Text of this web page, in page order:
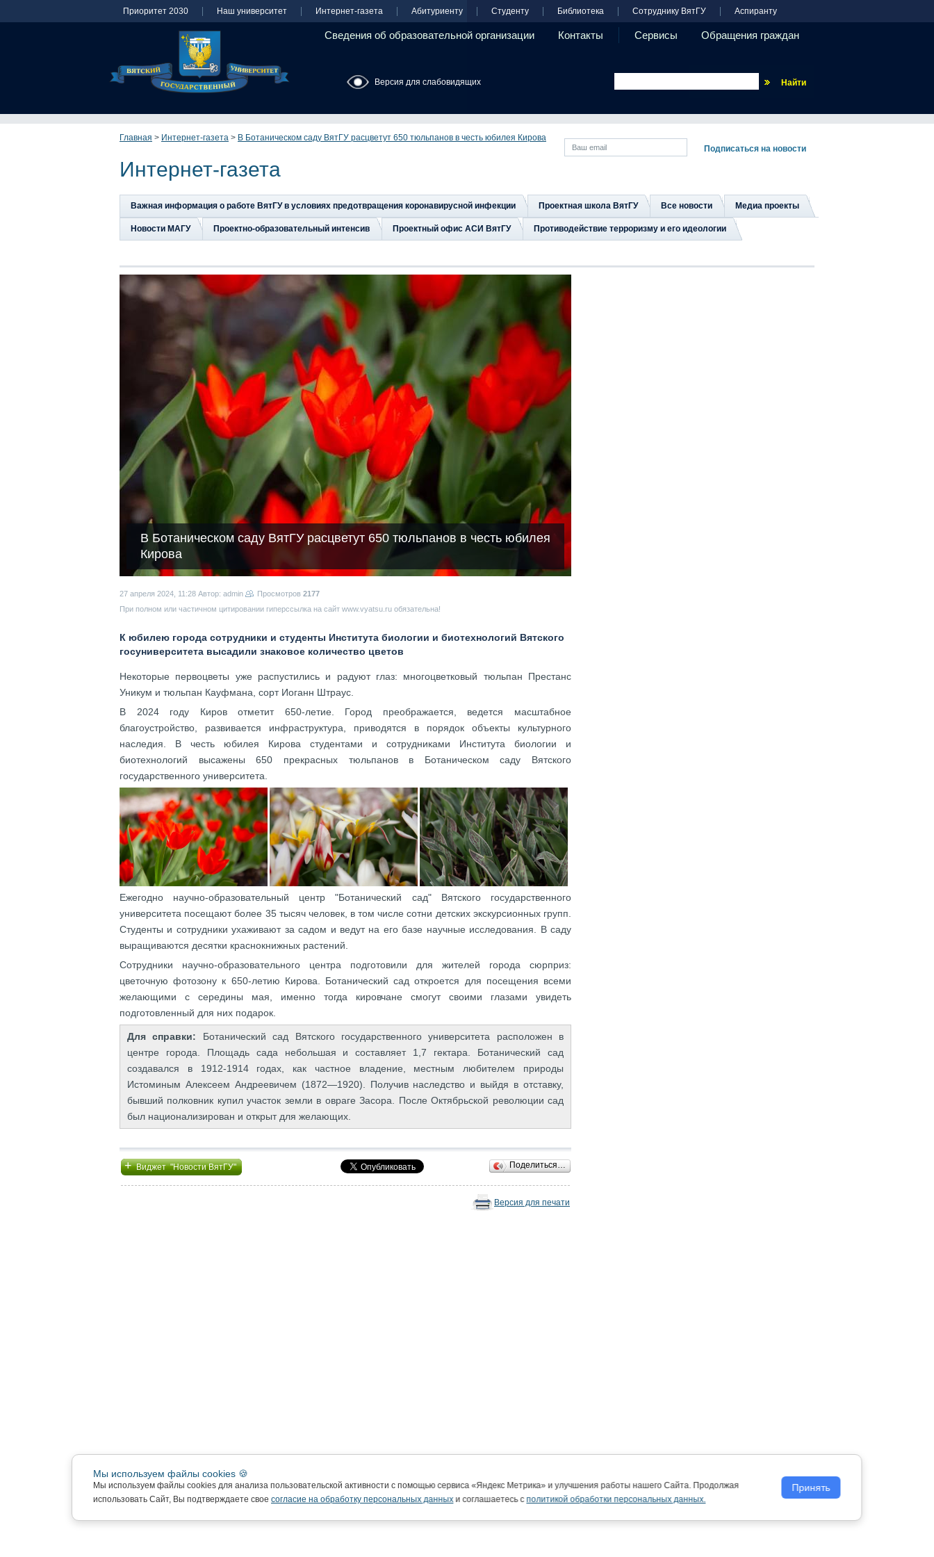
Приоритет 2030 Наш университет Интернет-газета Абитуриенту Студенту Библиотека Сотруднику ВятГУ Аспиранту
Сведения об образовательной организации Контакты Сервисы Обращения граждан
Версия для слабовидящих
Главная > Интернет-газета > В Ботаническом саду ВятГУ расцветут 650 тюльпанов в честь юбилея Кирова
Интернет-газета
Важная информация о работе ВятГУ в условиях предотвращения коронавирусной инфекции Проектная школа ВятГУ Все новости Медиа проекты
Новости МАГУ Проектно-образовательный интенсив Проектный офис АСИ ВятГУ Противодействие терроризму и его идеологии
В Ботаническом саду ВятГУ расцветут 650 тюльпанов в честь юбилея
Кирова
27 апреля 2024, 11:28 Автор: admin Просмотров 2177
При полном или частичном цитировании гиперссылка на сайт www.vyatsu.ru обязательна!
К юбилею города сотрудники и студенты Института биологии и биотехнологий Вятского
госуниверситета высадили знаковое количество цветов
Некоторые первоцветы уже распустились и радуют глаз: многоцветковый тюльпан Престанс
Уникум и тюльпан Кауфмана, сорт Иоганн Штраус.
В 2024 году Киров отметит 650-летие. Город преображается, ведется масштабное
благоустройство, развивается инфраструктура, приводятся в порядок объекты культурного
наследия. В честь юбилея Кирова студентами и сотрудниками Института биологии и
биотехнологий высажены 650 прекрасных тюльпанов в Ботаническом саду Вятского
государственного университета.
Ежегодно научно-образовательный центр "Ботанический сад" Вятского государственного
университета посещают более 35 тысяч человек, в том числе сотни детских экскурсионных групп.
Студенты и сотрудники ухаживают за садом и ведут на его базе научные исследования. В саду
выращиваются десятки краснокнижных растений.
Сотрудники научно-образовательного центра подготовили для жителей города сюрприз:
цветочную фотозону к 650-летию Кирова. Ботанический сад откроется для посещения всеми
желающими с середины мая, именно тогда кировчане смогут своими глазами увидеть
подготовленный для них подарок.
Для справки: Ботанический сад Вятского государственного университета расположен в
центре города. Площадь сада небольшая и составляет 1,7 гектара. Ботанический сад
создавался в 1912-1914 годах, как частное владение, местным любителем природы
Истоминым Алексеем Андреевичем (1872—1920). Получив наследство и выйдя в отставку,
бывший полковник купил участок земли в овраге Засора. После Октябрьской революции сад
был национализирован и открыт для желающих.
+Виджет "Новости ВятГУ" Поделиться…
Версия для печати
Мы используем файлы cookies 🍪
Мы используем файлы cookies для анализа пользовательской активности с помощью сервиса «Яндекс Метрика» и улучшения работы нашего Сайта. Продолжая
использовать Сайт, Вы подтверждаете своесогласие на обработку персональных данныхи соглашаетесь сполитикой обработки персональных данных.
Принять